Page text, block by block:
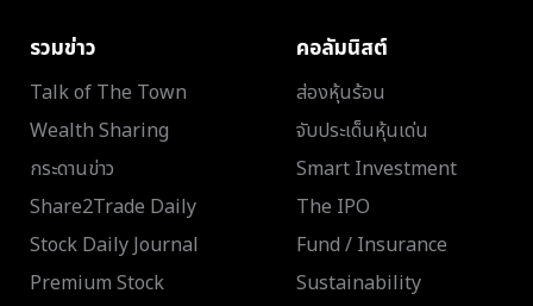
รวมข่าว
Talk of The Town
Wealth Sharing
กระดานข่าว
Share2Trade Daily
Stock Daily Journal
Premium Stock
คอลัมนิสต์
ส่องหุ้นร้อน
จับประเด็นหุ้นเด่น
Smart Investment
The IPO
Fund / Insurance
Sustainability